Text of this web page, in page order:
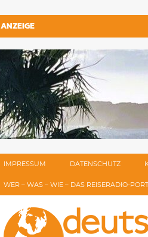
ANZEIGE
IMPRESSUM DATENSCHUTZ
WER – WAS – WIE – DAS REISERADIO-